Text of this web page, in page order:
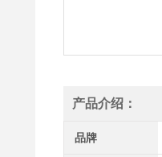
产品介绍：
品牌